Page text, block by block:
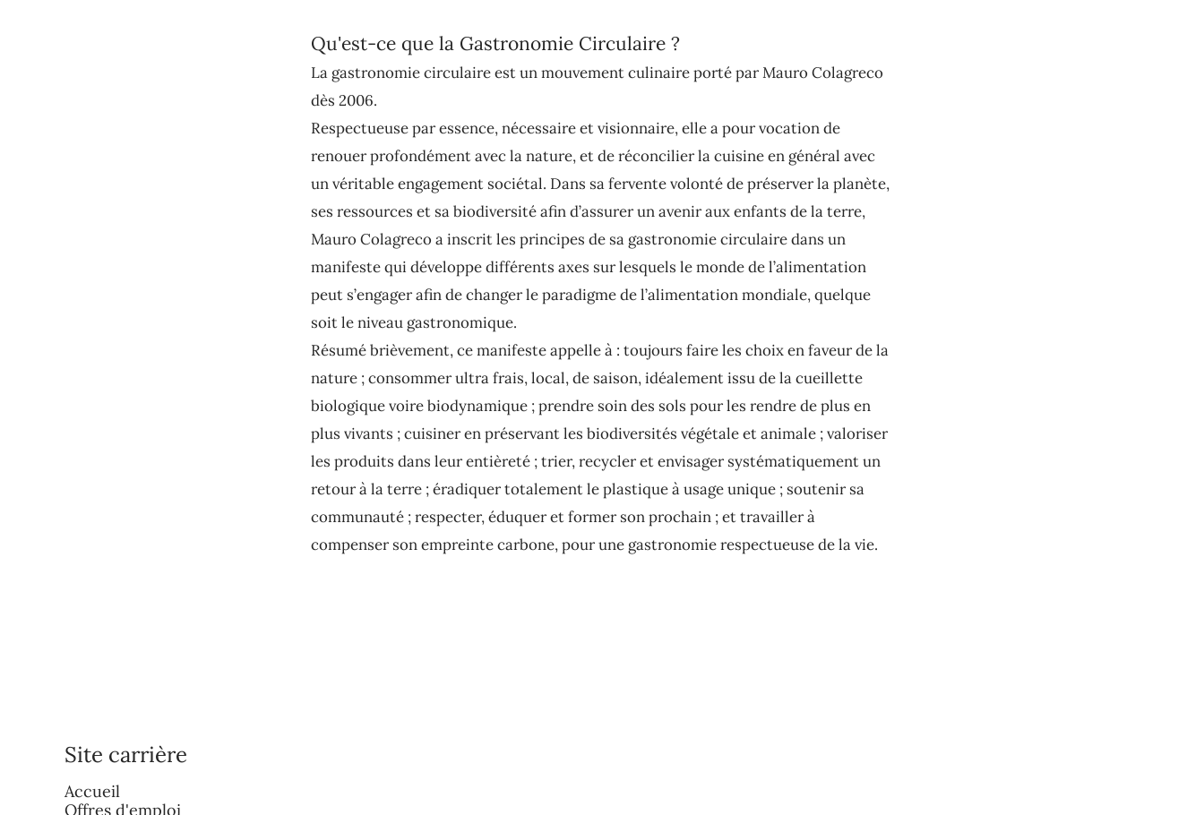
Qu'est-ce que la Gastronomie Circulaire ?
La gastronomie circulaire est un mouvement culinaire porté par Mauro Colagreco
dès 2006.
Respectueuse par essence, nécessaire et visionnaire, elle a pour vocation de
renouer profondément avec la nature, et de réconcilier la cuisine en général avec
un véritable engagement sociétal. Dans sa fervente volonté de préserver la planète,
ses ressources et sa biodiversité afin d’assurer un avenir aux enfants de la terre,
Mauro Colagreco a inscrit les principes de sa gastronomie circulaire dans un
manifeste qui développe différents axes sur lesquels le monde de l’alimentation
peut s’engager afin de changer le paradigme de l’alimentation mondiale, quelque
soit le niveau gastronomique.
Résumé brièvement, ce manifeste appelle à : toujours faire les choix en faveur de la
nature ; consommer ultra frais, local, de saison, idéalement issu de la cueillette
biologique voire biodynamique ; prendre soin des sols pour les rendre de plus en
plus vivants ; cuisiner en préservant les biodiversités végétale et animale ; valoriser
les produits dans leur entièreté ; trier, recycler et envisager systématiquement un
retour à la terre ; éradiquer totalement le plastique à usage unique ; soutenir sa
communauté ; respecter, éduquer et former son prochain ; et travailler à
compenser son empreinte carbone, pour une gastronomie respectueuse de la vie.
Site carrière
Accueil
Offres d'emploi